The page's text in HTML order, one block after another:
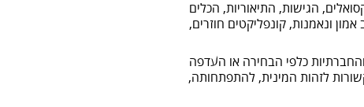
הגישות, התיאוריות, הכלים
ונאמנות, קונפליקטים חוזרים,
כלפי הבחירה או העדפה
לזהות המינית, להתפתחותה,